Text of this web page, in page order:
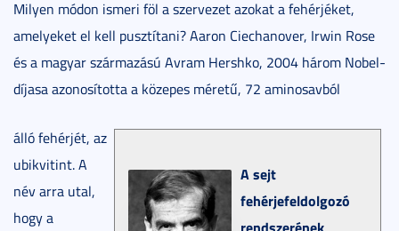
Milyen módon ismeri föl a szervezet azokat a fehérjéket,
amelyeket el kell pusztítani? Aaron Ciechanover, Irwin Rose
és a magyar származású Avram Hershko, 2004 három Nobel-
díjasa azonosította a közepes méretű, 72 aminosavból
A sejt
fehérjefeldolgozó
rendszerének
álló fehérjét, az
ubikvitint. A
név arra utal,
hogy a